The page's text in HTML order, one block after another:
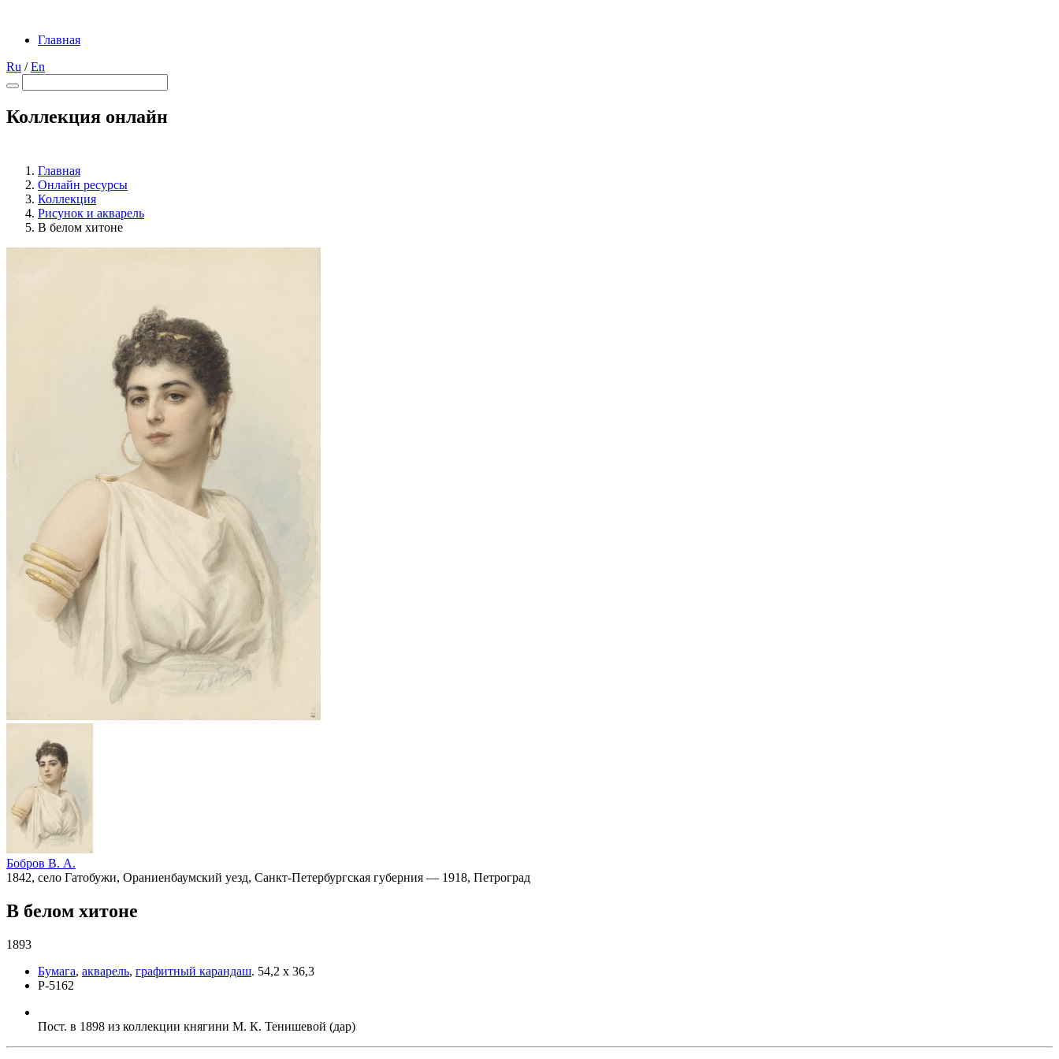
Главная
Ru /En
Коллекция онлайн
Главная
Онлайн ресурсы
Коллекция
Рисунок и акварель
В белом хитоне
Бобров В. А.
1842, село Гатобужи, Ораниенбаумский уезд, Санкт-Петербургская губерния — 1918, Петроград
В белом хитоне
1893
Бумага, акварель, графитный карандаш. 54,2 х 36,3
Р-5162
Пост. в 1898 из коллекции княгини М. К. Тенишевой (дар)